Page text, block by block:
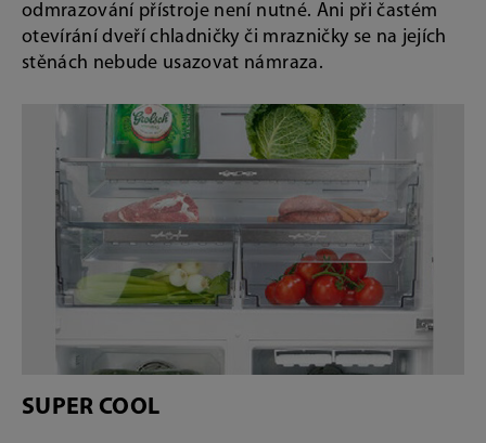
odmrazování přístroje není nutné. Ani při častém
otevírání dveří chladničky či mrazničky se na jejích
stěnách nebude usazovat námraza.
SUPER COOL